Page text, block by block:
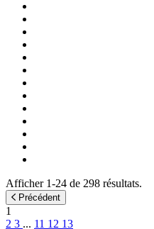
Afficher 1-24 de 298 résultats.
Précédent
1
2 3 ... 11 12 13